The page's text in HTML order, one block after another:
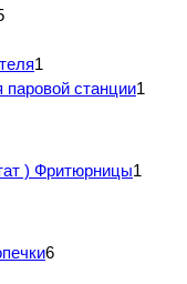
1
станции1
) Фритюрницы1
6